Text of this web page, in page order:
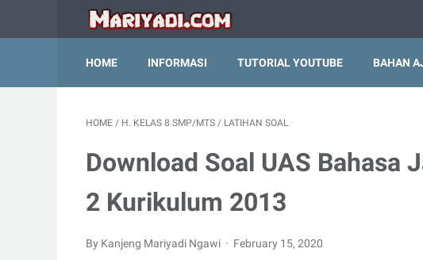
HOME INFORMASI TUTORIAL YOUTUBE BAHAN
HOME / H. KELAS 8 SMP/MTS / LATIHAN SOAL
Download Soal UAS Bahasa
2 Kurikulum 2013
By Kanjeng Mariyadi Ngawi February 15, 2020